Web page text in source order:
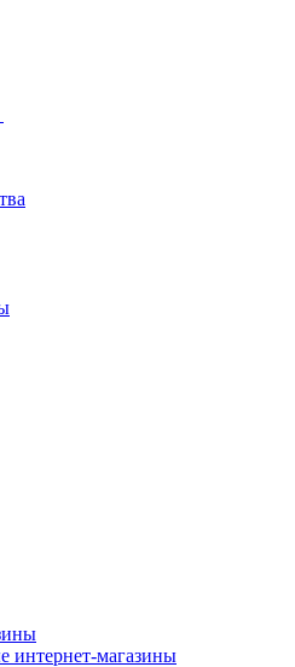
интернет-магазины